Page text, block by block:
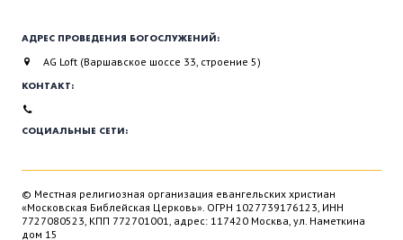
АДРЕС ПРОВЕДЕНИЯ БОГОСЛУЖЕНИЙ:
AG Loft (Варшавское шоссе 33, строение 5)
КОНТАКТ:
СОЦИАЛЬНЫЕ СЕТИ:
© Местная религиозная организация евангельских христиан
«Московская Библейская Церковь». ОГРН 1027739176123, ИНН
7727080523, КПП 772701001, адрес: 117420 Москва, ул. Наметкина
дом 15